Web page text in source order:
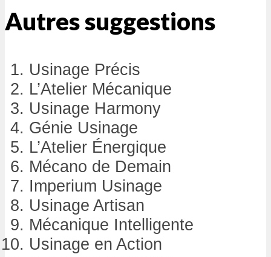
Autres suggestions
Usinage Précis
L’Atelier Mécanique
Usinage Harmony
Génie Usinage
L’Atelier Énergique
Mécano de Demain
Imperium Usinage
Usinage Artisan
Mécanique Intelligente
Usinage en Action